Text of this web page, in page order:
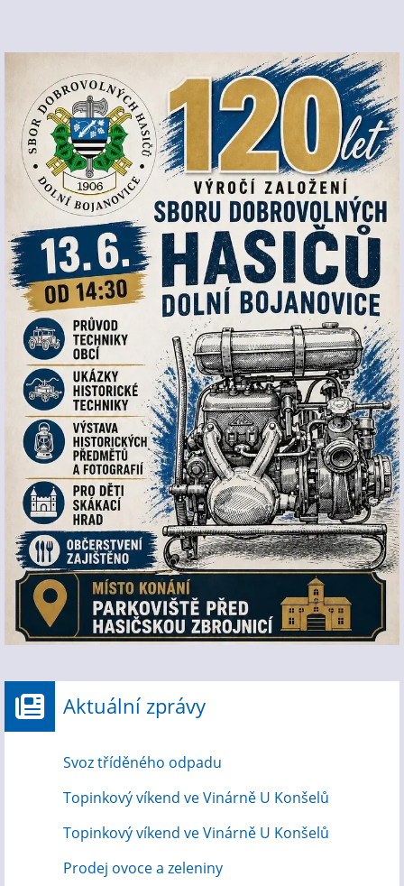
Aktuální zprávy
Svoz tříděného odpadu
Topinkový víkend ve Vinárně U Konšelů
Topinkový víkend ve Vinárně U Konšelů
Prodej ovoce a zeleniny